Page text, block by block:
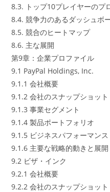
8.3. トップ10プレイヤーのプ
8.4. 競争力のあるダッシュボ
8.5. 競合のヒートマップ
8.6. 主な展開
第9章：企業プロファイル
9.1 PayPal Holdings, Inc.
9.1.1 会社概要
9.1.2 会社のスナップショット
9.1.3 事業セグメント
9.1.4 製品ポートフォリオ
9.1.5 ビジネスパフォーマンス
9.1.6 主要な戦略的動きと展開
9.2 ビザ・インク
9.2.1 会社概要
9.2.2 会社のスナップショット